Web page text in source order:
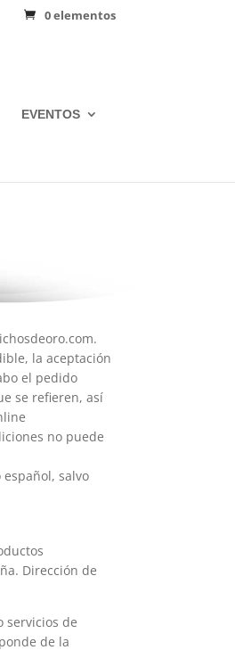
0 elementos
EVENTOS
la aceptación
el pedido
se refieren, así
no puede
salvo
Dirección de
servicios de
de la